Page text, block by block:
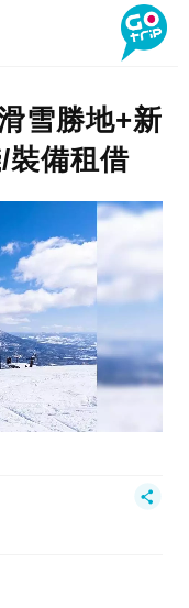
雪勝地+新
裝備租借